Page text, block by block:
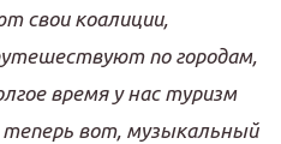
свои коалиции,
по городам,
время у нас туризм
теперь вот, музыкальный